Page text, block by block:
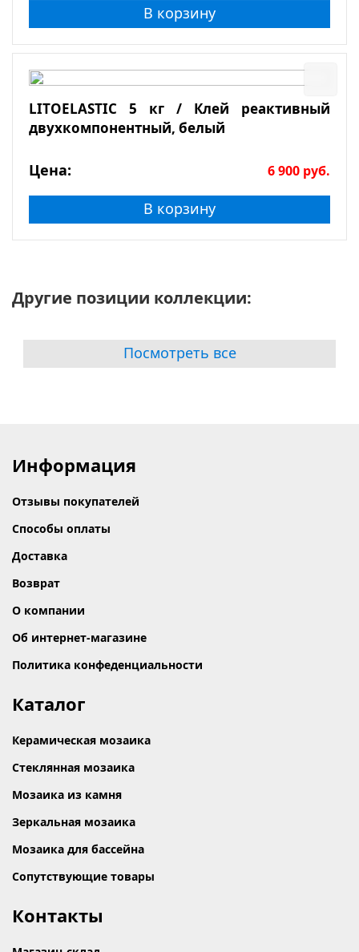
В корзину
LITOELASTIC 5 кг / Клей реактивный
двухкомпонентный, белый
Цена: 6 900 руб.
В корзину
Другие позиции коллекции:
Посмотреть все
Информация
Отзывы покупателей
Способы оплаты
Доставка
Возврат
О компании
Об интернет-магазине
Политика конфеденциальности
Каталог
Керамическая мозаика
Стеклянная мозаика
Мозаика из камня
Зеркальная мозаика
Мозаика для бассейна
Сопутствующие товары
Контакты